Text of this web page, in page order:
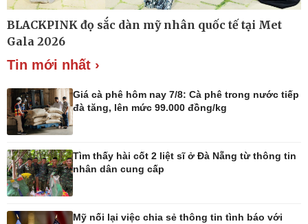
Vụ án
Tin nóng
Tư vấn luật
Thể thao
Pickleball
Lịch thi đấu bóng đá
eSports
BLACKPINK đọ sắc dàn mỹ nhân quốc tế tại Met
Gala 2026
Tin mới nhất ›
Giá cà phê hôm nay 7/8: Cà phê trong nước tiếp
đà tăng, lên mức 99.000 đồng/kg
Tìm thấy hài cốt 2 liệt sĩ ở Đà Nẵng từ thông tin
nhân dân cung cấp
Mỹ nối lại việc chia sẻ thông tin tình báo với